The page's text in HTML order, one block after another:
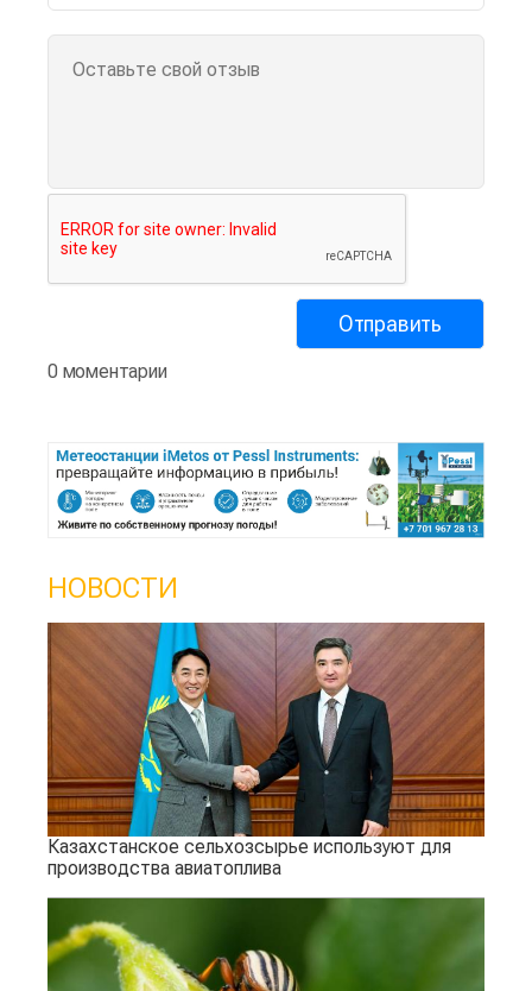
0 моментарии
НОВОСТИ
Казахстанское сельхозсырье используют для
производства авиатоплива